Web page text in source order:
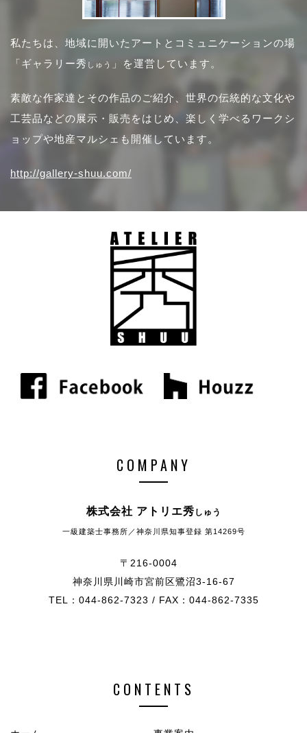
私たちは、地域に開いたアートとコミュニケーションの場
「ギャラリー秀 しゅう 」を運営しています。
素敵な作家達とその作品のご紹介、世界の伝統的な文化や
工芸品などの展示・販売をはじめ、楽しく学べるワークシ
ョップや地産マルシェも開催しています。
http://gallery-shuu.com/
COMPANY
株式会社 アトリエ秀 しゅう
一級建築士事務所／神奈川県知事登録 第14269号
〒216-0004
神奈川県川崎市宮前区鷺沼3-16-67
TEL：044-862-7323 / FAX：044-862-7335
CONTENTS